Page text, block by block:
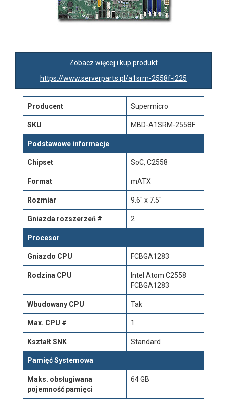
Zobacz więcej i kup produkt
https://www.serverparts.pl/a1srm-2558f-i225
Producent Supermicro
SKU MBD-A1SRM-2558F
Podstawowe informacje
Chipset SoC, C2558
Format mATX
Rozmiar 9.6" x 7.5"
Gniazda rozszerzeń # 2
Procesor
Gniazdo CPU FCBGA1283
Rodzina CPU
Intel Atom C2558
FCBGA1283
Wbudowany CPU Tak
Max. CPU # 1
Kształt SNK Standard
Pamięć Systemowa
Maks. obsługiwana
pojemność pamięci
64 GB